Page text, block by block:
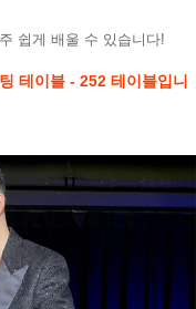
쉽게 배울 수 있습니다!
테이블 - 252 테이블입니